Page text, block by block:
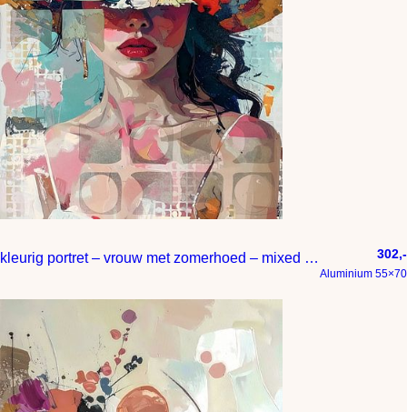
kleurig portret – vrouw met zomerhoed – mixed media 302,-
Aluminium 55×70